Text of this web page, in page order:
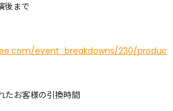
後まで
event_breakdowns/230/produc
お客様の引換時間